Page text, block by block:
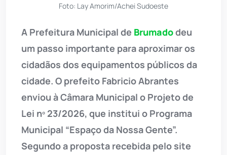
Foto: Lay Amorim/Achei Sudoeste
A Prefeitura Municipal de Brumadodeu
um passo importante para aproximar os
cidadãos dos equipamentos públicos da
cidade. O prefeito Fabricio Abrantes
enviou à Câmara Municipal o Projeto de
Lei nº 23/2026, que institui o Programa
Municipal “Espaço da Nossa Gente”.
Segundo a proposta recebida pelo site